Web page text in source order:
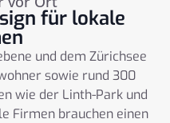
für lokale
und dem Zürichsee
sowie rund 300
wie der Linth-Park und
Firmen brauchen einen